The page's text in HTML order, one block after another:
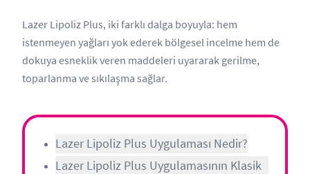
Lazer Lipoliz Plus, iki farklı dalga boyuyla: hem
istenmeyen yağları yok ederek bölgesel incelme hem de
dokuya esneklik veren maddeleri uyararak gerilme,
toparlanma ve sıkılaşma sağlar.
Lazer Lipoliz Plus Uygulaması Nedir?
Lazer Lipoliz Plus Uygulamasının Klasik